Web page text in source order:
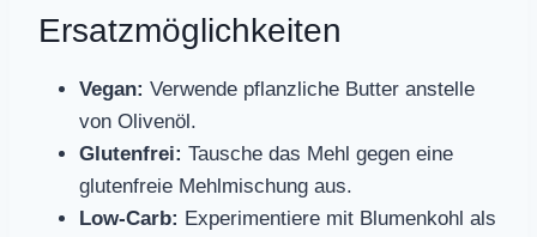
Ersatzmöglichkeiten
Vegan: Verwende pflanzliche Butter anstelle
von Olivenöl.
Glutenfrei: Tausche das Mehl gegen eine
glutenfreie Mehlmischung aus.
Low-Carb: Experimentiere mit Blumenkohl als